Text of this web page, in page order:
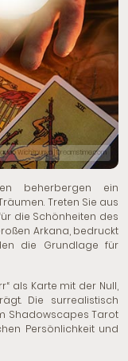
Wichitpunya | Dreamstime.com
beherbergen ein
Treten Sie aus
die Schönheiten des
Arkana, bedruckt
die Grundlage für
als Karte mit der Null,
Die surrealistisch
Shadowscapes Tarot
Persönlichkeit und